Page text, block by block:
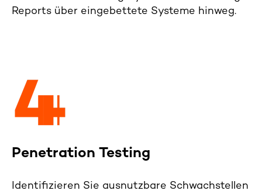
Reports über eingebettete Systeme hinweg.
Penetration Testing
Identifizieren Sie ausnutzbare Schwachstellen